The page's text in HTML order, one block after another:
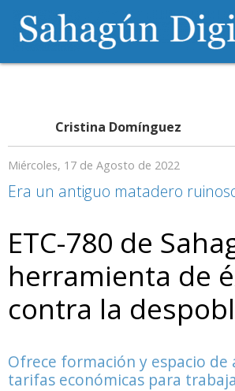
Cristina Domínguez
Miércoles, 17 de Agosto de 2022
Era un antiguo matadero
ETC-780 de
herramienta de
contra la
Ofrece formación y espacio de
tarifas económicas para